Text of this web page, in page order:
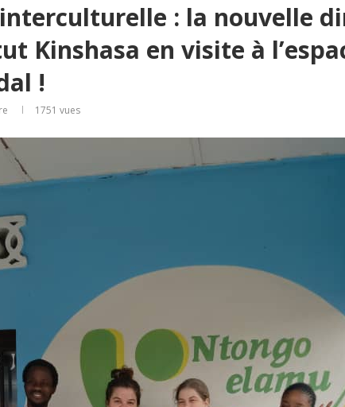
: la nouvelle
Kinshasa en visite à
!
1751 vues